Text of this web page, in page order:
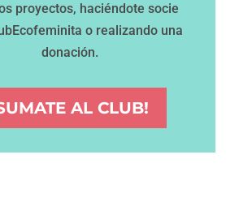
proyectos, haciéndote socie
o realizando una
donación.
AL CLUB!